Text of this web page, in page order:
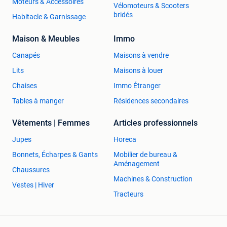
2780x2100 links en rechts schuifelement met cilinder
Schuiframen antracietgrijs en Kwarts grijs, zwart 9005
1780x2100 links of rechts schuifelement
1980x2100 links of rechts schuifelement
2980x2100 links of rechts schuifelement
Schuiframen Antracietgrijs en zwart
2380x2100 links of rechts schuifelement met cilinder
2780x2100 links of rechts schuifelement met cilinder
afsluiting
PVC – Smart-slide - schuiframen merk Aluplast.
Wit/wit, Antracietgrijs/wit, Zwart/zwart, met cilinder en 3
sleutels
Habitacle & Garnissage
Vélomoteurs & Scooters
bridés
Maison & Meubles
Canapés
Lits
Chaises
Tables à manger
Immo
Maisons à vendre
Maisons à louer
Immo Étranger
Résidences secondaires
Vêtements | Femmes
Jupes
Bonnets, Écharpes & Gants
Chaussures
Vestes | Hiver
Articles professionnels
Horeca
Mobilier de bureau &
Aménagement
Machines & Construction
Tracteurs